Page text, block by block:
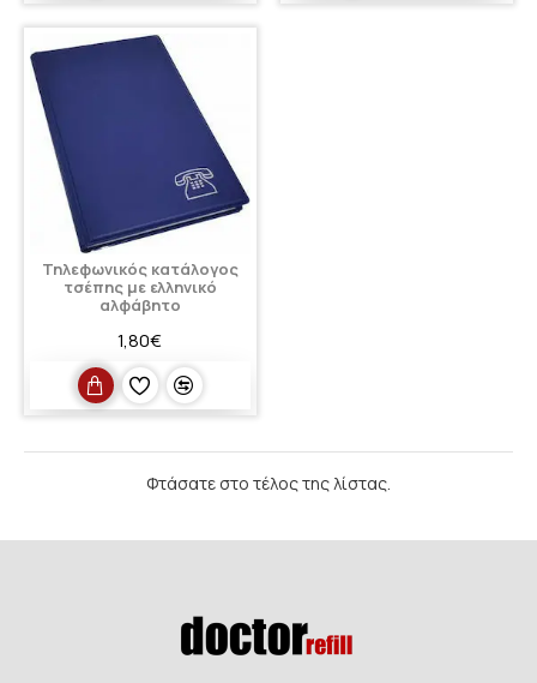
Τηλεφωνικός κατάλογος
τσέπης με ελληνικό
αλφάβητο
1,80€
Φτάσατε στο τέλος της λίστας.